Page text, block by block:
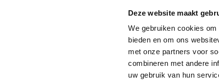
Deze website maakt
We gebruiken cookies
bieden en om ons
met onze partners voor
combineren met andere
uw gebruik van hun